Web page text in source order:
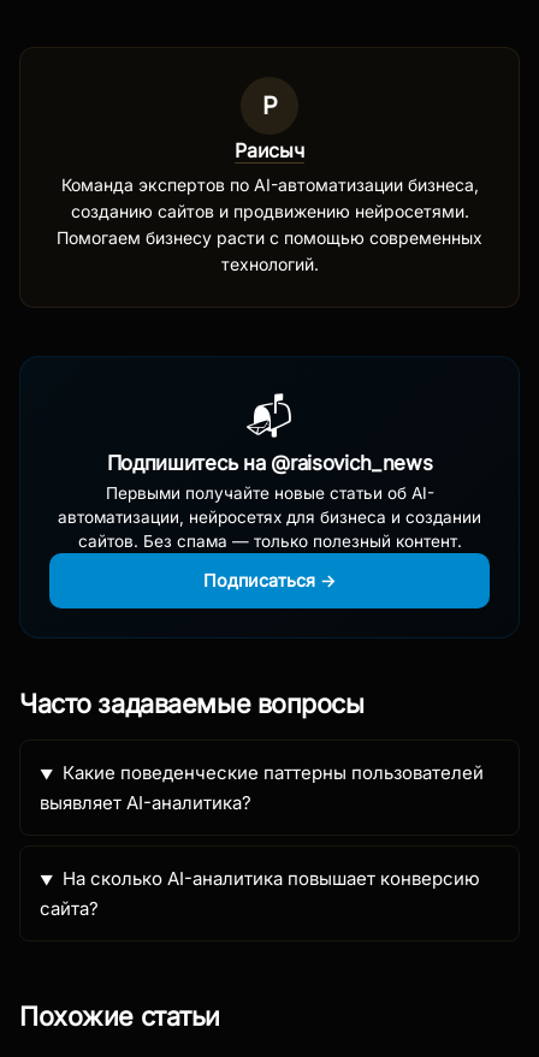
Р
Раисыч
Команда экспертов по AI-автоматизации бизнеса,
созданию сайтов и продвижению нейросетями.
Помогаем бизнесу расти с помощью современных
технологий.
📬
Подпишитесь на @raisovich_news
Первыми получайте новые статьи об AI-
автоматизации, нейросетях для бизнеса и создании
сайтов. Без спама — только полезный контент.
Подписаться →
Часто задаваемые вопросы
Какие поведенческие паттерны пользователей
выявляет AI-аналитика?
На сколько AI-аналитика повышает конверсию
сайта?
Похожие статьи